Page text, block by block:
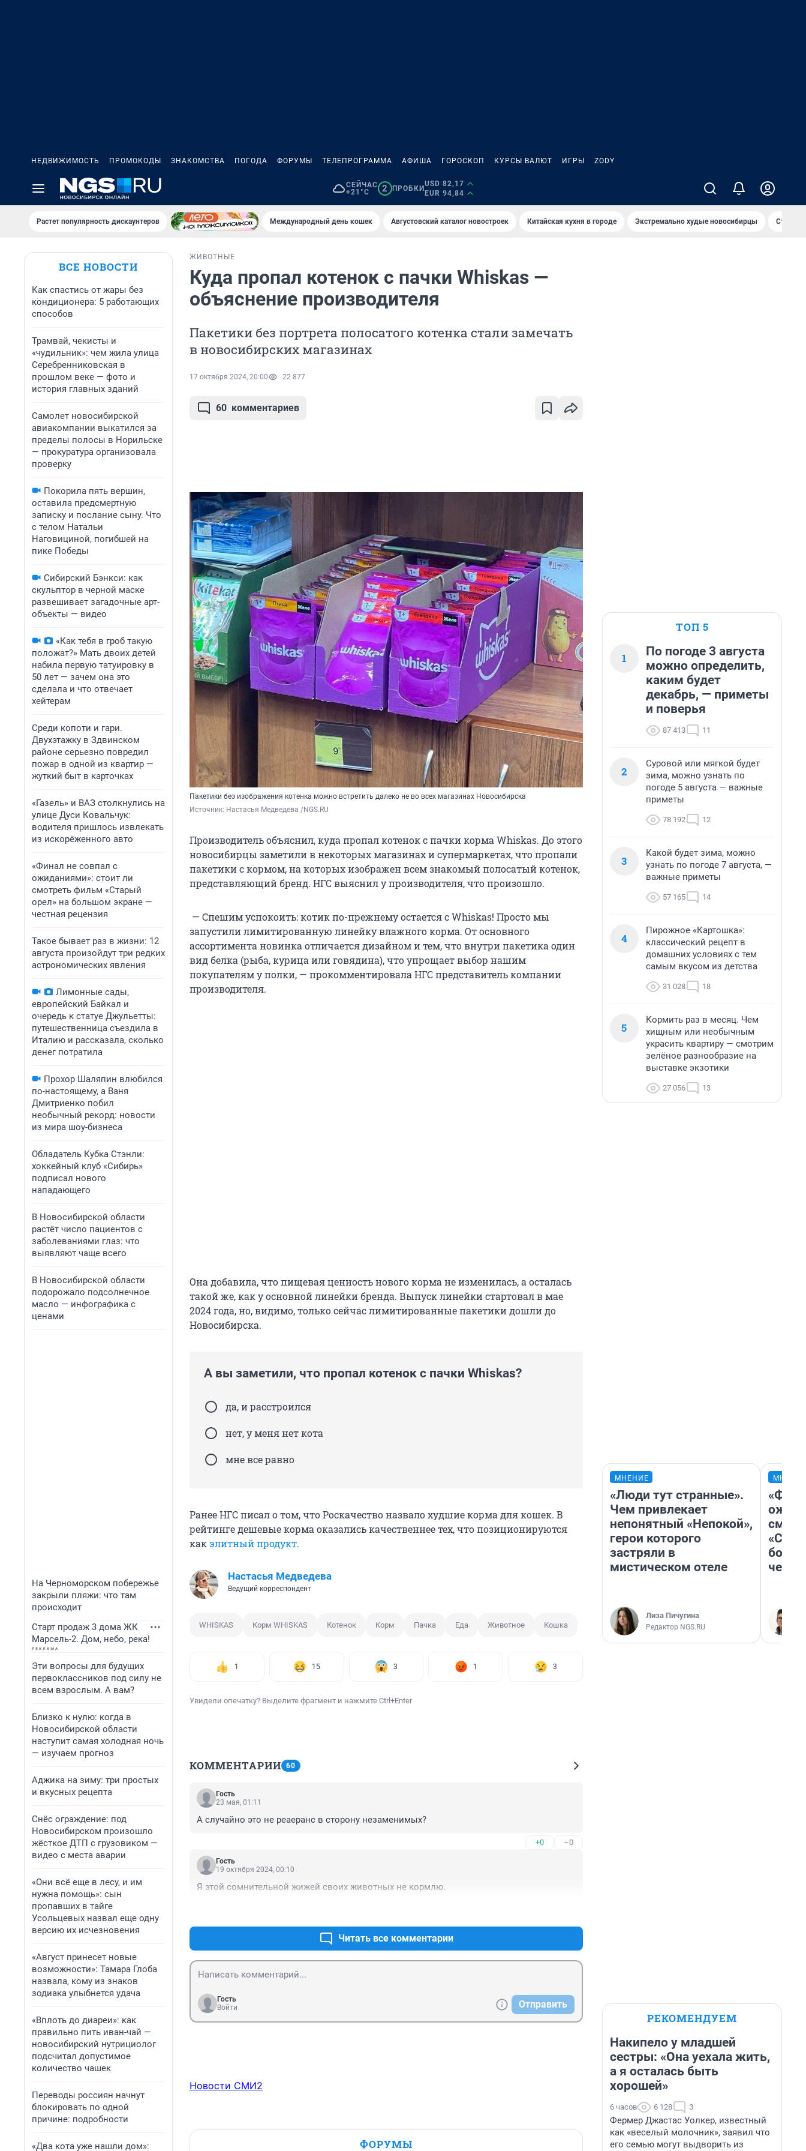
НЕДВИЖИМОСТЬ ПРОМОКОДЫ ЗНАКОМСТВА ПОГОДА ФОРУМЫ ТЕЛЕПРОГРАММА АФИША ГОРОСКОП КУРСЫ ВАЛЮТ ИГРЫ ZODY
СЕЙЧАС
+21°C
2 ПРОБКИ
USD 82,17
EUR 94,84
Растет популярность дискаунтеров Международный день кошек Августовский каталог новостроек Китайская кухня в городе Экстремально худые новосибирцы Старт
ВСЕ НОВОСТИ
Как спастись от жары без
кондиционера: 5 работающих
способов
Трамвай, чекисты и
«чудильник»: чем жила улица
Серебренниковская в
прошлом веке — фото и
история главных зданий
Самолет новосибирской
авиакомпании выкатился за
пределы полосы в Норильске
— прокуратура организовала
проверку
Покорила пять вершин,
оставила предсмертную
записку и послание сыну. Что
с телом Натальи
Наговициной, погибшей на
пике Победы
Сибирский Бэнкси: как
скульптор в черной маске
развешивает загадочные арт-
объекты — видео
«Как тебя в гроб такую
положат?» Мать двоих детей
набила первую татуировку в
50 лет — зачем она это
сделала и что отвечает
хейтерам
Среди копоти и гари.
Двухэтажку в Здвинском
районе серьезно повредил
пожар в одной из квартир —
жуткий быт в карточках
«Газель» и ВАЗ столкнулись на
улице Дуси Ковальчук:
водителя пришлось извлекать
из искорёженного авто
«Финал не совпал с
ожиданиями»: стоит ли
смотреть фильм «Старый
орел» на большом экране —
честная рецензия
Такое бывает раз в жизни: 12
августа произойдут три редких
астрономических явления
Лимонные сады,
европейский Байкал и
очередь к статуе Джульетты:
путешественница съездила в
Италию и рассказала, сколько
денег потратила
Прохор Шаляпин влюбился
по-настоящему, а Ваня
Дмитриенко побил
необычный рекорд: новости
из мира шоу-бизнеса
Обладатель Кубка Стэнли:
хоккейный клуб «Сибирь»
подписал нового
нападающего
В Новосибирской области
растёт число пациентов с
заболеваниями глаз: что
выявляют чаще всего
В Новосибирской области
подорожало подсолнечное
масло — инфографика с
ценами
На Черноморском побережье
закрыли пляжи: что там
происходит
Старт продаж 3 дома ЖК
Марсель-2. Дом, небо, река!
Эти вопросы для будущих
первоклассников под силу не
всем взрослым. А вам?
Близко к нулю: когда в
Новосибирской области
наступит самая холодная ночь
— изучаем прогноз
Аджика на зиму: три простых
и вкусных рецепта
Снёс ограждение: под
Новосибирском произошло
жёсткое ДТП с грузовиком —
видео с места аварии
«Они всё еще в лесу, и им
нужна помощь»: сын
пропавших в тайге
Усольцевых назвал еще одну
версию их исчезновения
«Август принесет новые
возможности»: Тамара Глоба
назвала, кому из знаков
зодиака улыбнется удача
«Вплоть до диареи»: как
правильно пить иван-чай —
новосибирский нутрициолог
подсчитал допустимое
количество чашек
Переводы россиян начнут
блокировать по одной
причине: подробности
«Два кота уже нашли дом»:
ЖИВОТНЫЕ
Куда пропал котенок с пачки Whiskas —
объяснение производителя
Пакетики без портрета полосатого котенка стали замечать
в новосибирских магазинах
17 октября 2024, 20:00 22 877
60 комментариев
Пакетики без изображения котенка можно встретить далеко не во всех магазинах Новосибирска
Источник: Настасья Медведева /NGS.RU
Производитель объяснил, куда пропал котенок с пачки корма Whiskas. До этого
новосибирцы заметили в некоторых магазинах и супермаркетах, что пропали
пакетики с кормом, на которых изображен всем знакомый полосатый котенок,
представляющий бренд. НГС выяснил у производителя, что произошло.
— Спешим успокоить: котик по-прежнему остается с Whiskas! Просто мы
запустили лимитированную линейку влажного корма. От основного
ассортимента новинка отличается дизайном и тем, что внутри пакетика один
вид белка (рыба, курица или говядина), что упрощает выбор нашим
покупателям у полки, — прокомментировала НГС представитель компании
производителя.
Она добавила, что пищевая ценность нового корма не изменилась, а осталась
такой же, как у основной линейки бренда. Выпуск линейки стартовал в мае
2024 года, но, видимо, только сейчас лимитированные пакетики дошли до
Новосибирска.
А вы заметили, что пропал котенок с пачки Whiskas?
да, и расстроился
нет, у меня нет кота
мне все равно
Ранее НГС писал о том, что Роскачество назвало худшие корма для кошек. В
рейтинге дешевые корма оказались качественнее тех, что позиционируются
какэлитный продукт.
Настасья Медведева
Ведущий корреспондент
WHISKAS Корм WHISKAS Котенок Корм Пачка Еда Животное Кошка
1 15 3 1 3
Увидели опечатку? Выделите фрагмент и нажмите Ctrl+Enter
КОММЕНТАРИИ 60
Гость
23 мая, 01:11
А случайно это не реаеранс в сторону незаменимых?
+0 –0
Гость
19 октября 2024, 00:10
Я этой сомнительной жижей своих животных не кормлю.
Читать все комментарии
Гость
Войти
Отправить
Новости СМИ2
ФОРУМЫ
ТОП 5
1
По погоде 3 августа
можно определить,
каким будет
декабрь, — приметы
и поверья
87 413 11
2
Суровой или мягкой будет
зима, можно узнать по
погоде 5 августа — важные
приметы
78 192 12
3
Какой будет зима, можно
узнать по погоде 7 августа, —
важные приметы
57 165 14
4
Пирожное «Картошка»:
классический рецепт в
домашних условиях с тем
самым вкусом из детства
31 028 18
5
Кормить раз в месяц. Чем
хищным или необычным
украсить квартиру — смотрим
зелёное разнообразие на
выставке экзотики
27 056 13
МНЕНИЕ
«Люди тут странные».
Чем привлекает
непонятный «Непокой»,
герои которого
застряли в
мистическом отеле
Лиза Пичугина
Редактор NGS.RU
РЕКОМЕНДУЕМ
Накипело у младшей
сестры: «Она уехала жить,
а я осталась быть
хорошей»
6 часов 6 128 3
Фермер Джастас Уолкер, известный
как «веселый молочник», заявил что
его семью могут выдворить из